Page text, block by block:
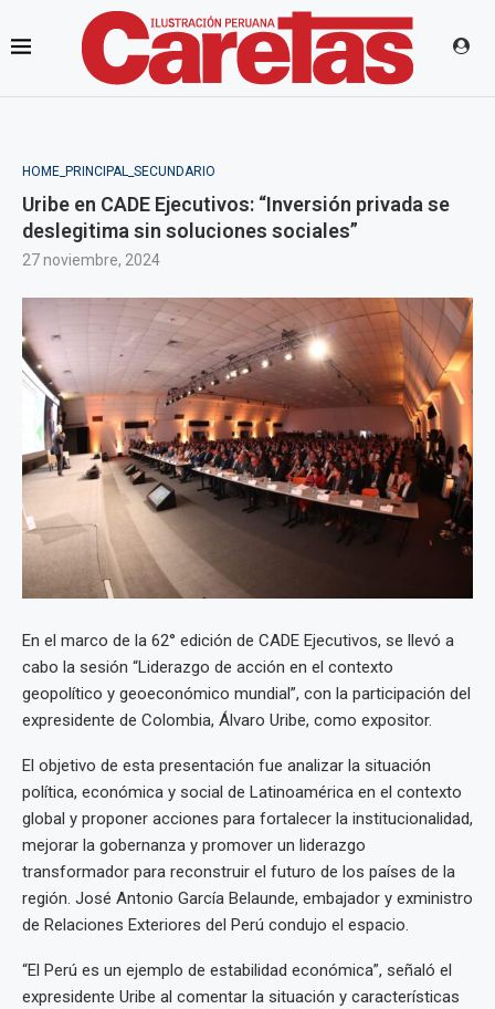
HOME_PRINCIPAL_SECUNDARIO
Uribe en CADE Ejecutivos: “Inversión privada se
deslegitima sin soluciones sociales”
27 noviembre, 2024
En el marco de la 62° edición de CADE Ejecutivos, se llevó a
cabo la sesión “Liderazgo de acción en el contexto
geopolítico y geoeconómico mundial”, con la participación del
expresidente de Colombia, Álvaro Uribe, como expositor.
El objetivo de esta presentación fue analizar la situación
política, económica y social de Latinoamérica en el contexto
global y proponer acciones para fortalecer la institucionalidad,
mejorar la gobernanza y promover un liderazgo
transformador para reconstruir el futuro de los países de la
región. José Antonio García Belaunde, embajador y exministro
de Relaciones Exteriores del Perú condujo el espacio.
“El Perú es un ejemplo de estabilidad económica”, señaló el
expresidente Uribe al comentar la situación y características